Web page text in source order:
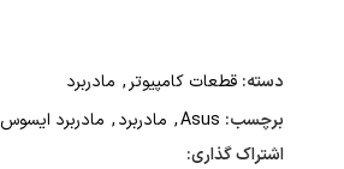
دسته: قطعات کامپیوتر, مادربرد
برچسب: Asus
, مادربرد, مادربرد ایسوس
اشتراک گذاری: